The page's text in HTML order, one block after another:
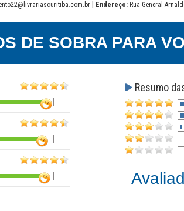
Endereço: Rua General
DE SOBRA PARA
Resumo